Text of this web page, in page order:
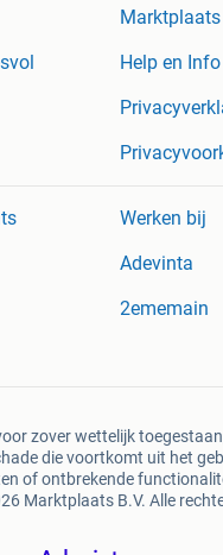
Help en Info
Werken bij
Adevinta
2ememain
zover wettelijk
die voortkomt uit het
of ontbrekende
Marktplaats B.V. Alle